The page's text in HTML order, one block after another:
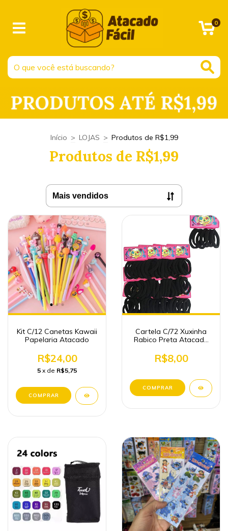
0
Início > LOJAS > Produtos de R$1,99
Produtos de R$1,99
Kit C/12 Canetas Kawaii
Papelaria Atacado
R$24,00
5 x de R$5,75
Cartela C/72 Xuxinha
Rabico Preta Atacado
R$8,00